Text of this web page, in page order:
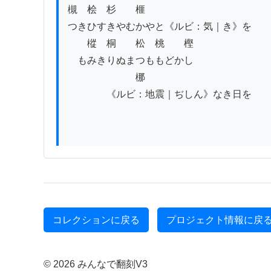
槻　桧　杉　　榧
つきひすきやむかやと《ルビ：気｜き》を
樅　桐　　松　桃　　樫
もみきりぬまつももどかし
梛
《ルビ：地震｜ぢしん》なき日を
コレクションに戻る プロジェクト情報に戻
© 2026 みんなで翻刻V3